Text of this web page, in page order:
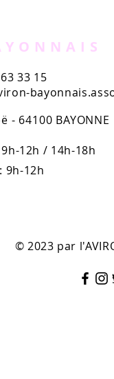
33 15
- 64100 BAYONNE
12h / 14h-18h
9h-12h
© 2023 par